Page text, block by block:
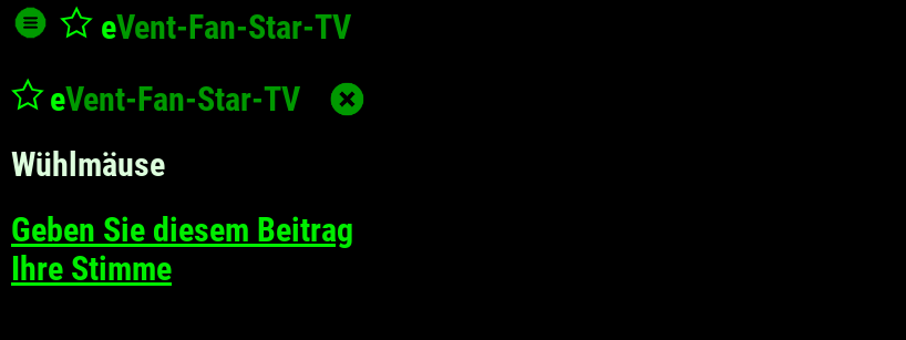
eVent-Fan-Star-TV
eVent-Fan-Star-TV
Wühlmäuse
Geben Sie diesem Beitrag
Ihre Stimme